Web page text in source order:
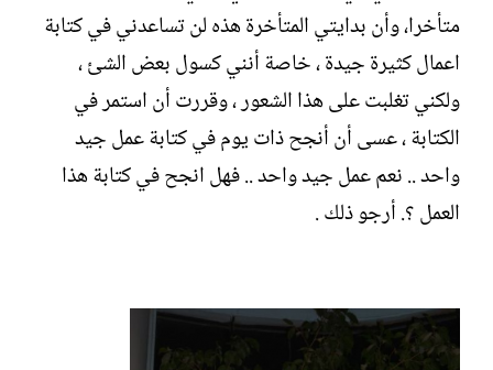
متأخرا، وأن بدايتي المتأخرة هذه لن تساعدني في كتابة
اعمال كثيرة جيدة ، خاصة أنني كسول بعض الشئ ،
ولكني تغلبت على هذا الشعور ، وقررت أن استمر في
الكتابة ، عسى أن أنجح ذات يوم في كتابة عمل جيد
واحد .. نعم عمل جيد واحد .. فهل انجح في كتابة هذا
العمل ؟. أرجو ذلك .